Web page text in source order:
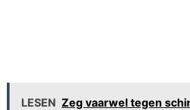
LESEN Zeg vaarwel tegen